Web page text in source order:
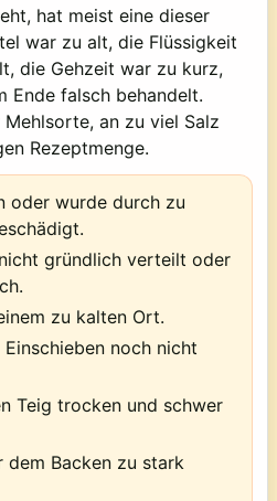
hat meist eine dieser
war zu alt, die Flüssigkeit
die Gehzeit war zu kurz,
Ende falsch behandelt.
an zu viel Salz
Rezeptmenge.
oder wurde durch zu
gründlich verteilt oder
zu kalten Ort.
noch nicht
Teig trocken und schwer
dem Backen zu stark